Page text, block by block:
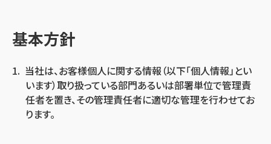
基本方針
当社は、お客様個人に関する情報（以下「個人情報」とい
います）取り扱っている部門あるいは部署単位で管理責
任者を置き、その管理責任者に適切な管理を行わせてお
ります。